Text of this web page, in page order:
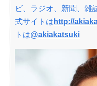
ビ、ラジオ、新聞、雑
式サイトは http://
トは@akiakatsuki